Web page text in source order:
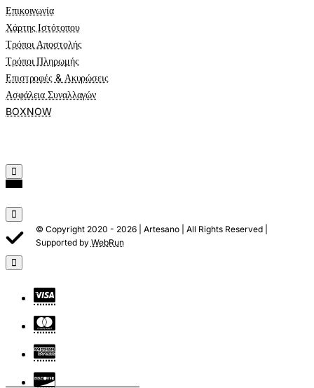
Επικοινωνία
Χάρτης Ιστότοπου
Τρόποι Αποστολής
Τρόποι Πληρωμής
Επιστροφές & Ακυρώσεις
Ασφάλεια Συναλλαγών
BOXNOW
© Copyright 2020 - 2026 | Artesano | All Rights Reserved |
Supported by WebRun